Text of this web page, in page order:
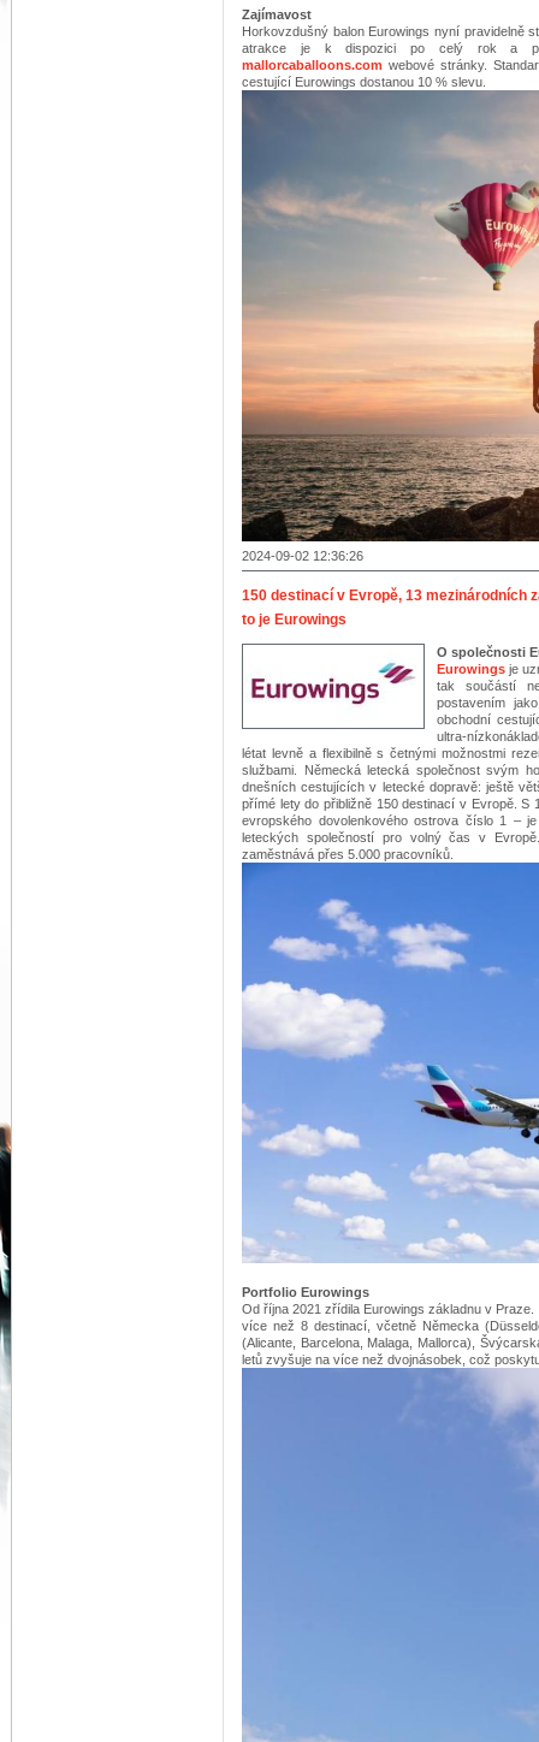
Zajímavost
Horkovzdušný balon Eurowings nyní pravidelně
atrakce je k dispozici po celý rok a
mallorcaballoons.com webové stránky.
cestující Eurowings dostanou 10 % slevu.
2024-09-02 12:36:26
150 destinací v Evropě, 13 mezinárodních
to je Eurowings
O společnosti
Eurowingsje
tak součástí
postavením
obchodní
ultra-
létat levně a flexibilně s četnými možnostmi
službami. Německá letecká společnost svým
dnešních cestujících v letecké dopravě: ještě
přímé lety do přibližně 150 destinací v Evropě. S
evropského dovolenkového ostrova číslo 1 –
leteckých společností pro volný čas v
zaměstnává přes 5.000 pracovníků.
Portfolio Eurowings
Od října 2021 zřídila Eurowings základnu v
více než 8 destinací, včetně Německa
(Alicante, Barcelona, ​​Malaga, Mallorca),
letů zvyšuje na více než dvojnásobek, což